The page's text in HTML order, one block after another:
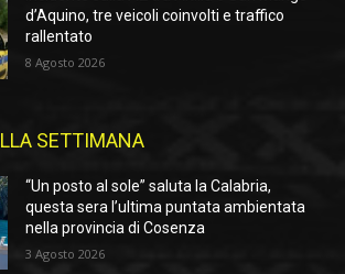
d’Aquino, tre veicoli coinvolti e traffico
rallentato
8 Agosto 2026
SETTIMANA
“Un posto al sole” saluta la Calabria,
questa sera l’ultima puntata ambientata
nella provincia di Cosenza
3 Agosto 2026